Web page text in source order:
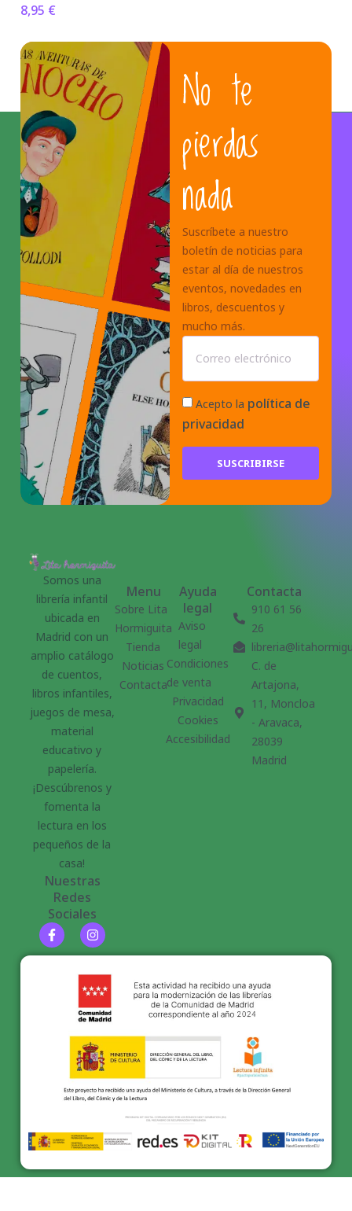
8,95 €
No te
pierdas
nada
Suscríbete a nuestro
boletín de noticias para
estar al día de nuestros
eventos, novedades en
libros, descuentos y
mucho más.
Acepto la política de
privacidad
SUSCRIBIRSE
Somos una
librería infantil
ubicada en
Madrid con un
amplio catálogo
de cuentos,
libros infantiles,
juegos de mesa,
material
educativo y
papelería.
¡Descúbrenos y
fomenta la
lectura en los
pequeños de la
casa!
Nuestras
Redes
Sociales
Menu
Sobre Lita
Hormiguita
Tienda
Noticias
Contacta
Ayuda
legal
Aviso
legal
Condiciones
de venta
Privacidad
Cookies
Accesibilidad
Contacta
910 61 56
26
C. de
Artajona,
11, Moncloa
- Aravaca,
28039
Madrid